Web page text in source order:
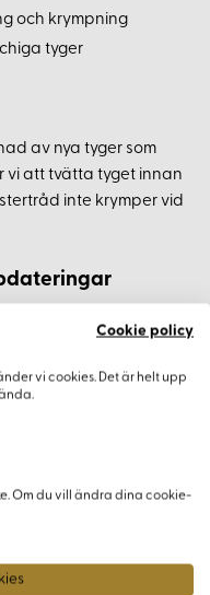
och krympning
tyger
av nya tyger som
vi att tvätta tyget innan
inte krymper vid
aktör inom
är ett
proffs tack vare dess
syr kläder,
tråd ett pålitligt val.
Cookie policy
vi cookies. Det är helt upp
Om du vill ändra dina cookie-